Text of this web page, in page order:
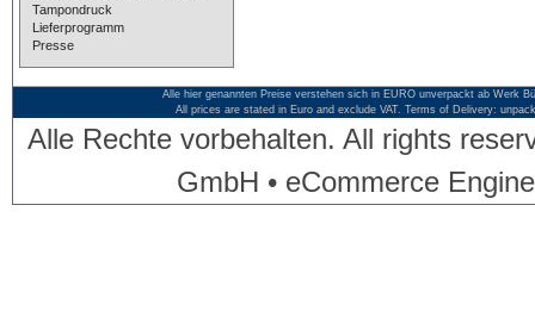
Tampondruck
Lieferprogramm
Presse
Alle hier genannten Preise verstehen sich in EURO unverpackt ab Werk
All prices are stated in Euro and exclude VAT. Terms of Delivery:
Alle Rechte vorbehalten. All rights
GmbH • eCommerce